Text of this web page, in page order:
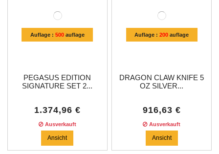
Auflage : 500auflage
PEGASUS EDITION
SIGNATURE SET 2...
1.374,96 €
Ausverkauft
Ansicht
Auflage :200 auflage
DRAGON CLAW KNIFE 5
OZ SILVER...
916,63 €
Ausverkauft
Ansicht